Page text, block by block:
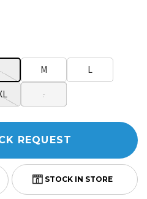
M
L
.
REQUEST